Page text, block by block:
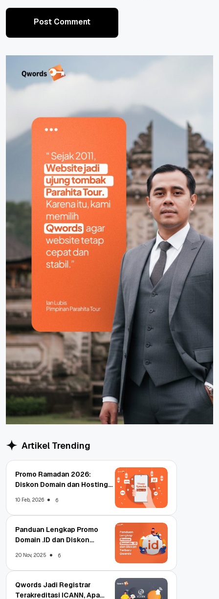
Post Comment
Artikel Trending
Promo Ramadan 2026:
Diskon Domain dan Hosting
10 Feb, 2026 6
Panduan Lengkap Promo
Domain .ID dan Diskon
20 Nov, 2025 6
Qwords Jadi Registrar
Terakreditasi ICANN, Apa